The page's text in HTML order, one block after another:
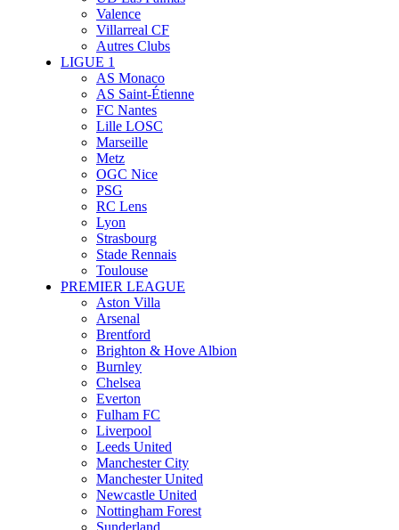
Valence
Villarreal CF
Autres Clubs
LIGUE 1
AS Monaco
AS Saint-Étienne
FC Nantes
Lille LOSC
Marseille
Metz
OGC Nice
PSG
RC Lens
Lyon
Strasbourg
Stade Rennais
Toulouse
PREMIER LEAGUE
Aston Villa
Arsenal
Brentford
Brighton & Hove Albion
Burnley
Chelsea
Everton
Fulham FC
Liverpool
Leeds United
Manchester City
Manchester United
Newcastle United
Nottingham Forest
Sunderland